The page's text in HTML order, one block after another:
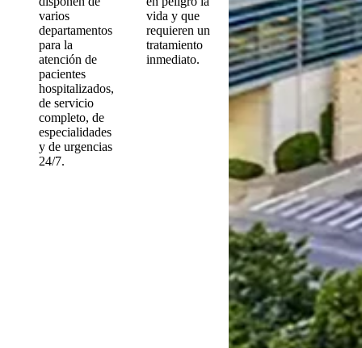
varios
departamentos
para la
atención de
pacientes
hospitalizados,
de servicio
completo, de
especialidades
y de urgencias
24/7.
vida y que
requieren un
tratamiento
inmediato.